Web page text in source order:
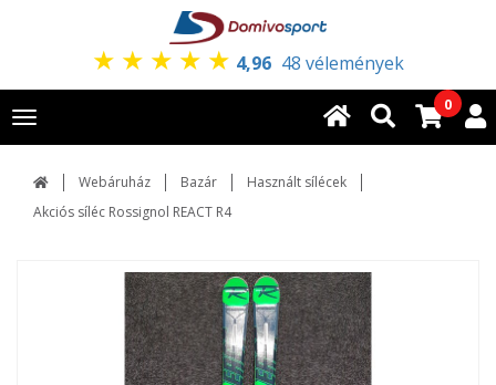
★ ★ ★ ★ ★ 4,96 48 vélemények
Toggle
navigation
0
Webáruház Bazár
Használt sílécek
Akciós síléc Rossignol REACT R4